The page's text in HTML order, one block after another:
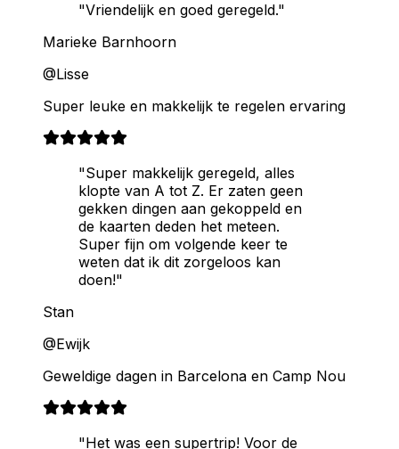
"Vriendelijk en goed geregeld."
Marieke Barnhoorn
@Lisse
Super leuke en makkelijk te regelen ervaring
"Super makkelijk geregeld, alles
klopte van A tot Z. Er zaten geen
gekken dingen aan gekoppeld en
de kaarten deden het meteen.
Super fijn om volgende keer te
weten dat ik dit zorgeloos kan
doen!"
Stan
@Ewijk
Geweldige dagen in Barcelona en Camp Nou
"Het was een supertrip! Voor de